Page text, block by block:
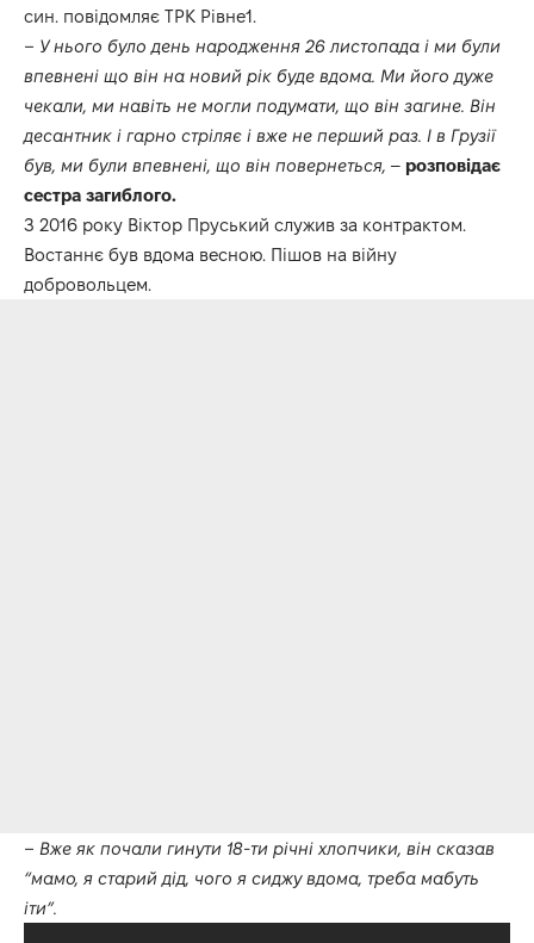
син. повідомляє ТРК Рівне1.
– У нього було день народження 26 листопада і ми були
впевнені що він на новий рік буде вдома. Ми його дуже
чекали, ми навіть не могли подумати, що він загине. Він
десантник і гарно стріляє і вже не перший раз. І в Грузії
був, ми були впевнені, що він повернеться, – розповідає
сестра загиблого.
З 2016 року Віктор Пруський служив за контрактом.
Востаннє був вдома весною. Пішов на війну
добровольцем.
– Вже як почали гинути 18-ти річні хлопчики, він сказав
“мамо, я старий дід, чого я сиджу вдома, треба мабуть
іти”.